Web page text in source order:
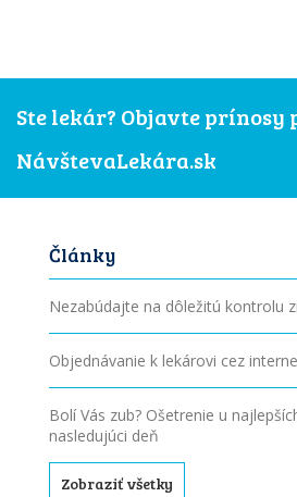
Ste lekár? Objavte prínosy
NávštevaLekára.sk
Články
Nezabúdajte na dôležitú kontrolu
Objednávanie k lekárovi cez
Bolí Vás zub? Ošetrenie u
nasledujúci deň
Zobraziť všetky